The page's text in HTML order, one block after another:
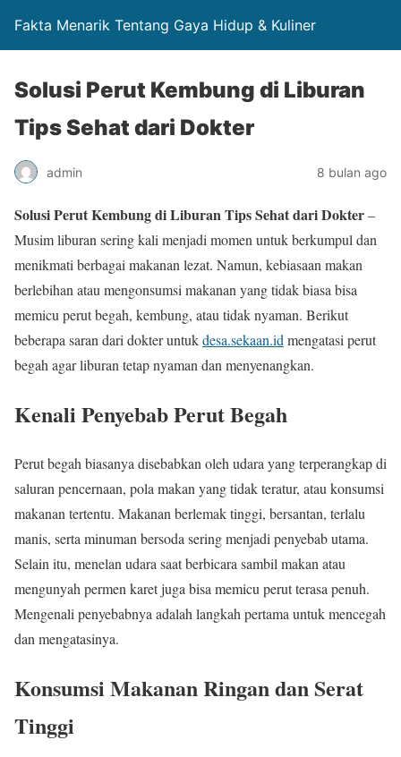
Fakta Menarik Tentang Gaya Hidup & Kuliner
Solusi Perut Kembung di Liburan
Tips Sehat dari Dokter
admin 8 bulan ago
Solusi Perut Kembung di Liburan Tips Sehat dari Dokter–
Musim liburan sering kali menjadi momen untuk berkumpul dan
menikmati berbagai makanan lezat. Namun, kebiasaan makan
berlebihan atau mengonsumsi makanan yang tidak biasa bisa
memicu perut begah, kembung, atau tidak nyaman. Berikut
beberapa saran dari dokter untukdesa.sekaan.id mengatasi perut
begah agar liburan tetap nyaman dan menyenangkan.
Kenali Penyebab Perut Begah
Perut begah biasanya disebabkan oleh udara yang terperangkap di
saluran pencernaan, pola makan yang tidak teratur, atau konsumsi
makanan tertentu. Makanan berlemak tinggi, bersantan, terlalu
manis, serta minuman bersoda sering menjadi penyebab utama.
Selain itu, menelan udara saat berbicara sambil makan atau
mengunyah permen karet juga bisa memicu perut terasa penuh.
Mengenali penyebabnya adalah langkah pertama untuk mencegah
dan mengatasinya.
Konsumsi Makanan Ringan dan Serat
Tinggi